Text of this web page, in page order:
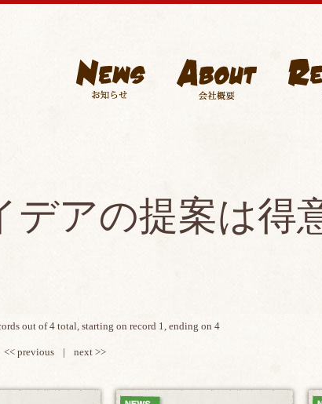
アの提案は得
out of 4 total, starting on record 1, ending on 4
<< previous | next >>